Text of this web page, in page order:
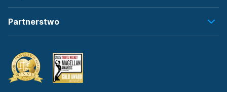
Partnerstwo